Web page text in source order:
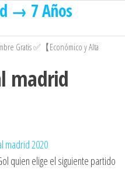
→ 7 Años
Gratis ✅【Económico y Alta
madrid
quien elige el siguiente partido